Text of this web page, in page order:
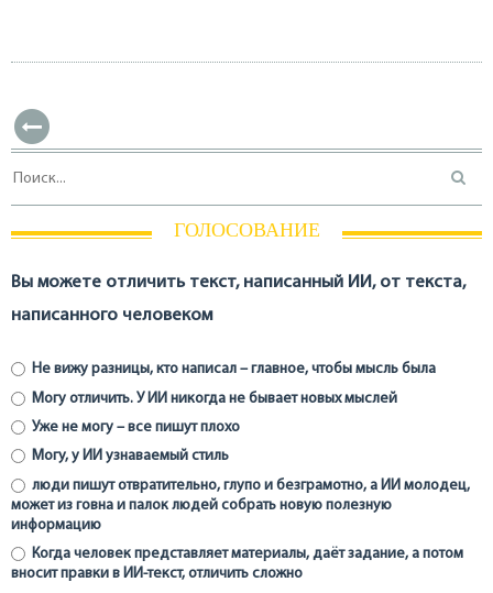
ГОЛОСОВАНИЕ
Вы можете отличить текст, написанный ИИ, от текста,
написанного человеком
Не вижу разницы, кто написал – главное, чтобы мысль была
Могу отличить. У ИИ никогда не бывает новых мыслей
Уже не могу – все пишут плохо
Могу, у ИИ узнаваемый стиль
люди пишут отвратительно, глупо и безграмотно, а ИИ молодец,
может из говна и палок людей собрать новую полезную
информацию
Когда человек представляет материалы, даёт задание, а потом
вносит правки в ИИ-текст, отличить сложно